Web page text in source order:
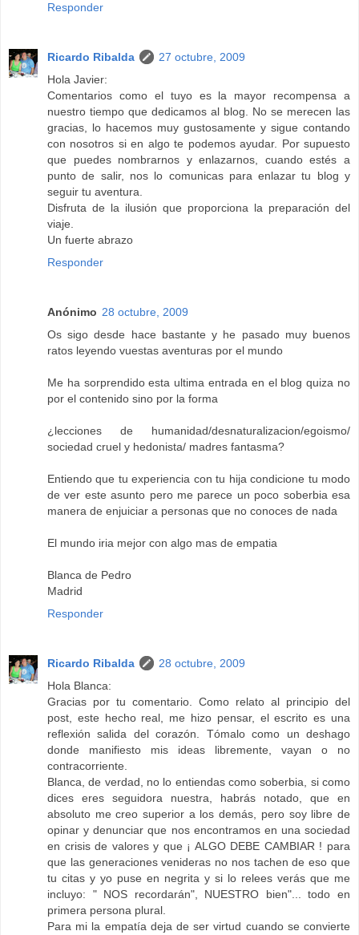
Responder
Ricardo Ribalda
27 octubre, 2009
Hola Javier:
Comentarios como el tuyo es la mayor recompensa a
nuestro tiempo que dedicamos al blog. No se merecen las
gracias, lo hacemos muy gustosamente y sigue contando
con nosotros si en algo te podemos ayudar. Por supuesto
que puedes nombrarnos y enlazarnos, cuando estés a
punto de salir, nos lo comunicas para enlazar tu blog y
seguir tu aventura.
Disfruta de la ilusión que proporciona la preparación del
viaje.
Un fuerte abrazo
Responder
Anónimo 28 octubre, 2009
Os sigo desde hace bastante y he pasado muy buenos
ratos leyendo vuestas aventuras por el mundo
Me ha sorprendido esta ultima entrada en el blog quiza no
por el contenido sino por la forma
¿lecciones de humanidad/desnaturalizacion/egoismo/
sociedad cruel y hedonista/ madres fantasma?
Entiendo que tu experiencia con tu hija condicione tu modo
de ver este asunto pero me parece un poco soberbia esa
manera de enjuiciar a personas que no conoces de nada
El mundo iria mejor con algo mas de empatia
Blanca de Pedro
Madrid
Responder
Ricardo Ribalda
28 octubre, 2009
Hola Blanca:
Gracias por tu comentario. Como relato al principio del
post, este hecho real, me hizo pensar, el escrito es una
reflexión salida del corazón. Tómalo como un deshago
donde manifiesto mis ideas libremente, vayan o no
contracorriente.
Blanca, de verdad, no lo entiendas como soberbia, si como
dices eres seguidora nuestra, habrás notado, que en
absoluto me creo superior a los demás, pero soy libre de
opinar y denunciar que nos encontramos en una sociedad
en crisis de valores y que ¡ ALGO DEBE CAMBIAR ! para
que las generaciones venideras no nos tachen de eso que
tu citas y yo puse en negrita y si lo relees verás que me
incluyo: " NOS recordarán", NUESTRO bien"... todo en
primera persona plural.
Para mi la empatía deja de ser virtud cuando se convierte